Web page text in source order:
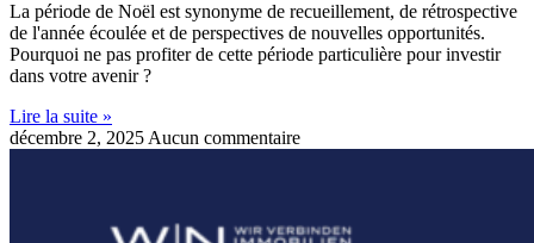
La période de Noël est synonyme de recueillement, de rétrospective
de l'année écoulée et de perspectives de nouvelles opportunités.
Pourquoi ne pas profiter de cette période particulière pour investir
dans votre avenir ?
Lire la suite »
décembre 2, 2025 Aucun commentaire